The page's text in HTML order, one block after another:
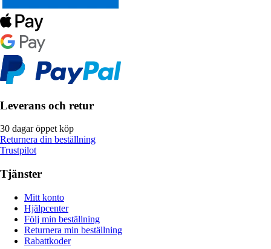
Leverans och retur
30 dagar öppet köp
Returnera din beställning
Trustpilot
Tjänster
Mitt konto
Hjälpcenter
Följ min beställning
Returnera min beställning
Rabattkoder